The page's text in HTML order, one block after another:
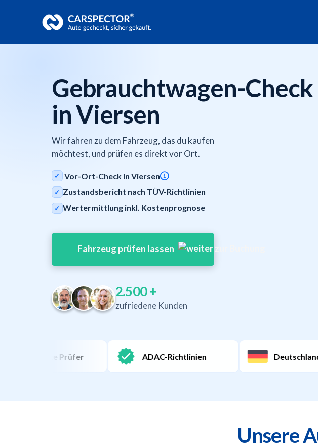
Gebrauchtwagen-Check
in Viersen
Wir fahren zu dem Fahrzeug, das du kaufen
möchtest, und prüfen es direkt vor Ort.
✓ Vor-Ort-Check in Viersen
✓ Zustandsbericht nach TÜV-Richtlinien
✓ Wertermittlung inkl. Kostenprognose
Fahrzeug prüfen lassen
2.500+
zufriedene Kunden
ADAC-Richtlinien Deutschlandweit
Unsere